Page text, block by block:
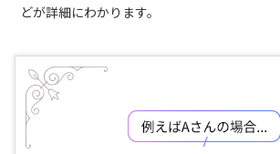
どが詳細にわかります。